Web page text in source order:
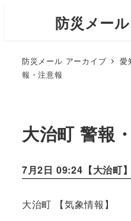
防災メー
防災メール アーカイブ 愛
報・注意報
大治町 警報
7月2日 09:24【大治町】
大治町 【気象情報】